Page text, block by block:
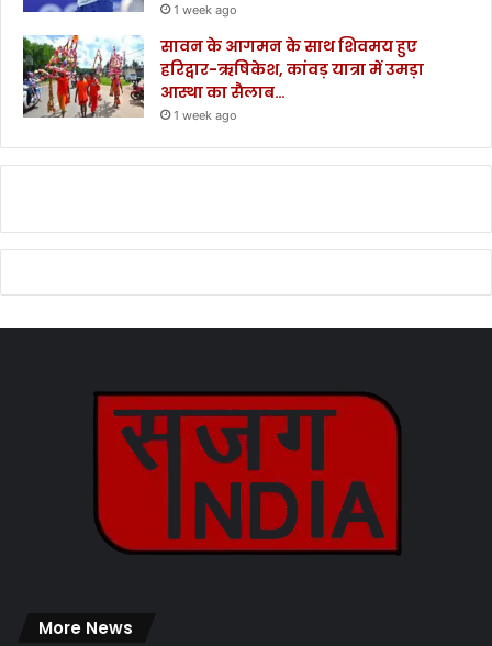
1 week ago
सावन के आगमन के साथ शिवमय हुए
हरिद्वार-ऋषिकेश, कांवड़ यात्रा में उमड़ा
आस्था का सैलाब…
1 week ago
More News